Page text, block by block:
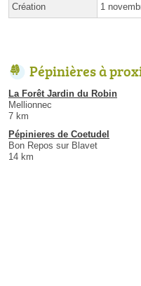
Création 1
Pépinières à
La Forêt Jardin du Robin
Mellionnec
7 km
Pépinieres de Coetudel
Bon Repos sur Blavet
14 km